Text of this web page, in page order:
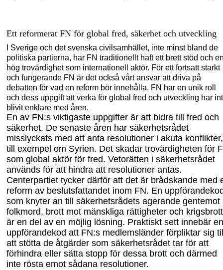
Ett reformerat FN för global fred, säkerhet och utveckling
I Sverige och det svenska civilsamhället, inte minst bland de
politiska partierna, har FN traditionellt haft ett brett stöd och
hög trovärdighet som internationell aktör. För ett fortsatt starkt
och fungerande FN är det också vårt ansvar att driva på
debatten för vad en reform bör innehålla. FN har en unik roll
och dess uppgift att verka för global fred och utveckling har
blivit enklare med åren.
En av FN:s viktigaste uppgifter är att bidra till fred och
säkerhet. De senaste åren har säkerhetsrådet
misslyckats med att anta resolutioner i akuta konflikter,
till exempel om Syrien. Det skadar trovärdigheten för
som global aktör för fred. Vetorätten i säkerhetsrådet
används för att hindra att resolutioner antas.
Centerpartiet tycker därför att det är brådskande med
reform av beslutsfattandet inom FN. En
som knyter an till säkerhetsrådets agerande gentemot
folkmord, brott mot mänskliga rättigheter och krigsbrott
är en del av en möjlig lösning. Praktiskt sett innebär en
uppförandekod att FN:s medlemsländer förpliktar sig
att stötta de åtgärder som säkerhetsrådet tar för att
förhindra eller sätta stopp för dessa brott och därmed
inte rösta emot sådana resolutioner.